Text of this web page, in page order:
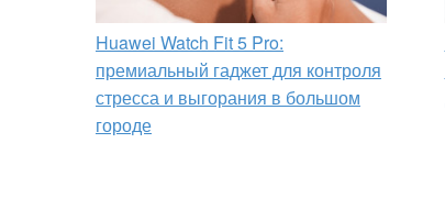
Huawei Watch Fit 5 Pro:
премиальный гаджет для контроля
стресса и выгорания в большом
городе